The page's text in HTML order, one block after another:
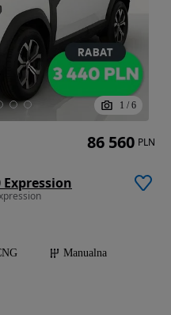
1 / 6
Expression
Manualna
86 560 PLN